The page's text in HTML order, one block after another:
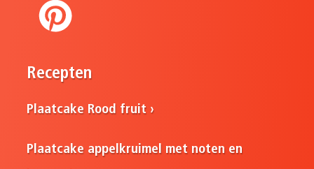
Recepten
Plaatcake Rood fruit
Plaatcake appelkruimel met noten en